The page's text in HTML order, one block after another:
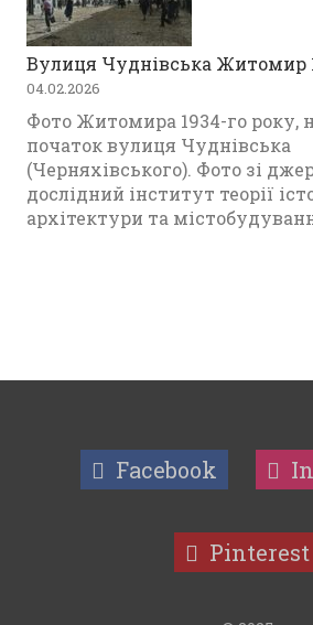
Вулиця Чуднівська Житомир
04.02.2026
Фото Житомира 1934-го року,
початок вулиця Чуднівська
(Черняхівського). Фото зі
дослідний інститут теорії
архітектури та
Facebook
Pinterest